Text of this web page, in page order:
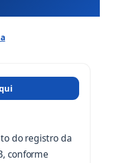
em nova aba)
do registro da
conforme